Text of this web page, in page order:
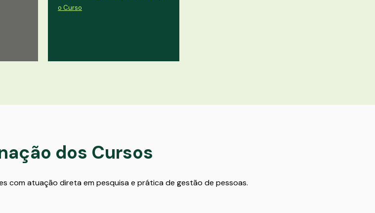
o Curso
dos Cursos
com atuação direta em pesquisa e prática de gestão de pessoas.